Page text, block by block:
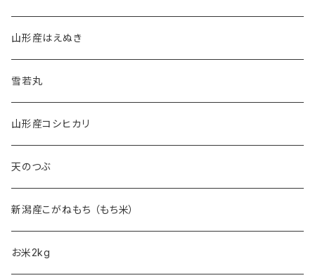
山形産はえぬき
雪若丸
山形産コシヒカリ
天のつぶ
新潟産こがねもち （もち米）
お米2kg